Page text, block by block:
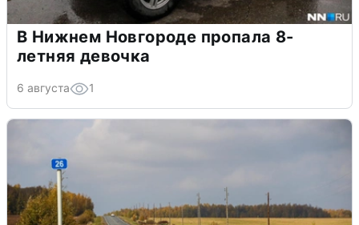
В Нижнем Новгороде пропала 8-
летняя девочка
6 августа 1